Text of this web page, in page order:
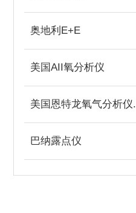
奥地利E+E
美国AII氧分析仪
美国恩特龙氧气分析仪.
巴纳露点仪